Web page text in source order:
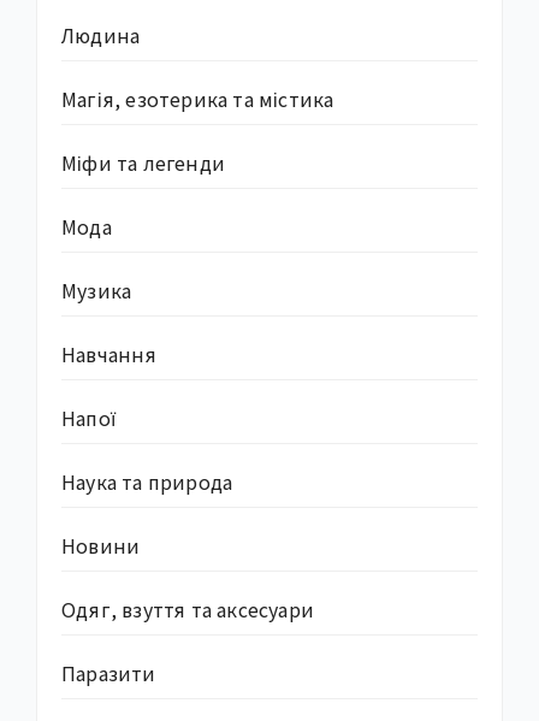
Людина
Магія, езотерика та містика
Міфи та легенди
Мода
Музика
Навчання
Напої
Наука та природа
Новини
Одяг, взуття та аксесуари
Паразити